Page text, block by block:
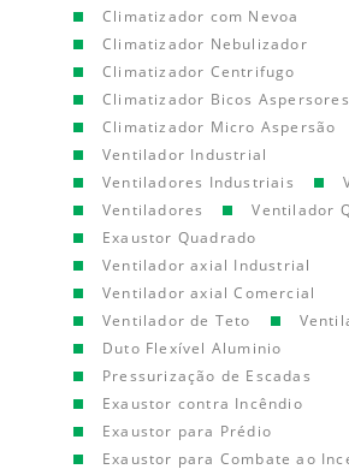
Climatizador com Nevoa
Climatizador Nebulizador
Climatizador Centrifugo
Climatizador Bicos Aspersores
Climatizador Micro Aspersão
Ventilador Industrial
Ventiladores Industriais
Ventiladores
Ventilador
Exaustor Quadrado
Ventilador axial Industrial
Ventilador axial Comercial
Ventilador de Teto
Duto Flexível Aluminio
Pressurização de Escadas
Exaustor contra Incêndio
Exaustor para Prédio
Exaustor para Combate ao